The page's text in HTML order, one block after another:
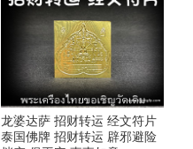
龙婆达萨 招财转运 经文符片
泰国佛牌 招财转运 辟邪避险